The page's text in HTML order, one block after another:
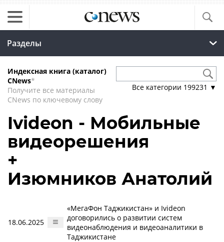
Разделы
Индексная книга (каталог)
CNews*
Получите все материалы
CNews по ключевому слову
Все категории 199231 ▼
Ivideon - Мобильные
видеорешения
+
Изюмников Анатолий
18.06.2025
«МегаФон Таджикистан» и Ivideon
договорились о развитии систем
видеонаблюдения и видеоаналитики в
Таджикистане